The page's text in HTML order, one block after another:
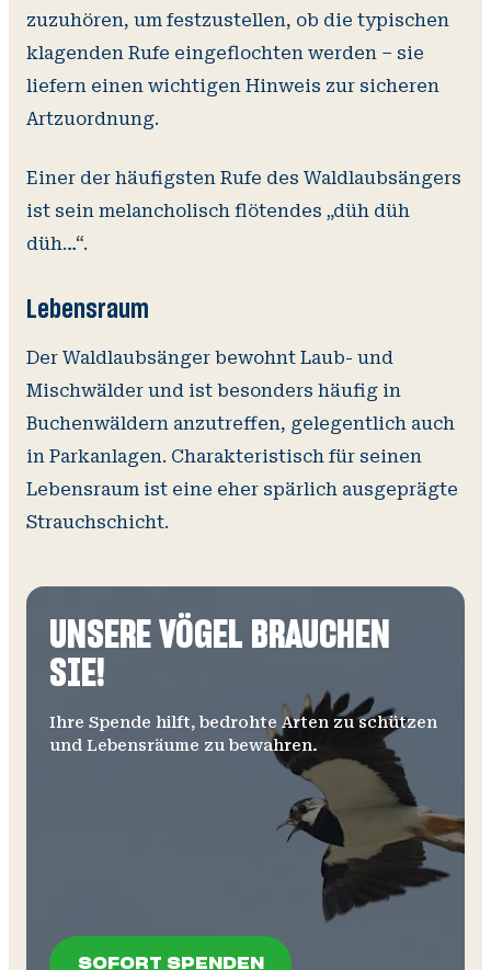
zuzuhören, um festzustellen, ob die typischen
klagenden Rufe eingeflochten werden – sie
liefern einen wichtigen Hinweis zur sicheren
Artzuordnung.
Einer der häufigsten Rufe des Waldlaubsängers
ist sein melancholisch flötendes „düh düh
düh…“.
Lebensraum
Der Waldlaubsänger bewohnt Laub- und
Mischwälder und ist besonders häufig in
Buchenwäldern anzutreffen, gelegentlich auch
in Parkanlagen. Charakteristisch für seinen
Lebensraum ist eine eher spärlich ausgeprägte
Strauchschicht.
UNSERE VÖGEL BRAUCHEN
SIE!
Ihre Spende hilft, bedrohte Arten zu schützen
und Lebensräume zu bewahren.
SOFORT SPENDEN